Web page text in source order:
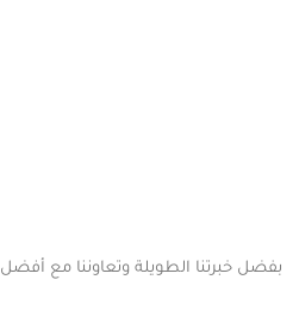
بفضل خبرتنا الطويلة وتعاوننا مع أفضل